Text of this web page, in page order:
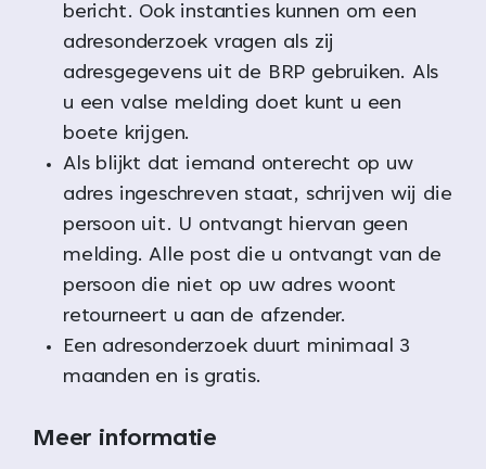
bericht. Ook instanties kunnen om een
adresonderzoek vragen als zij
adresgegevens uit de BRP gebruiken. Als
u een valse melding doet kunt u een
boete krijgen.
Als blijkt dat iemand onterecht op uw
adres ingeschreven staat, schrijven wij die
persoon uit. U ontvangt hiervan geen
melding. Alle post die u ontvangt van de
persoon die niet op uw adres woont
retourneert u aan de afzender.
Een adresonderzoek duurt minimaal 3
maanden en is gratis.
Meer informatie